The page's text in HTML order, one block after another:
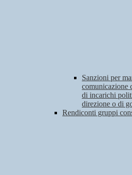
Sanzioni per
comunicazione
di incarichi
direzione o di
Rendiconti gruppi